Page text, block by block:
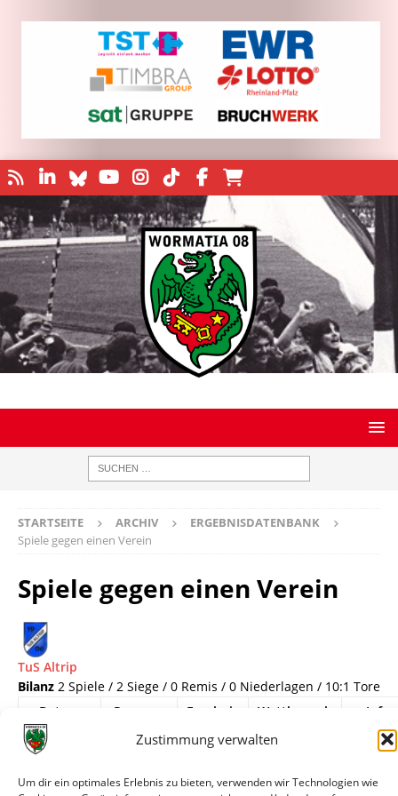
Zustimmung verwalten
Um dir ein optimales Erlebnis zu bieten, verwenden wir Technologien wie
STARTSEITE ARCHIV
ERGEBNISDATENBANK
Spiele gegen einen Verein
Spiele gegen einen Verein
TuS Altrip
Bilanz 2 Spiele / 2 Siege / 0 Remis / 0 Niederlagen / 10:1 Tore
Datum
Paarung Ergebnis Wettbewerb
Info
11.07.1985
TuS
Wormatia
0:6 Testspiel